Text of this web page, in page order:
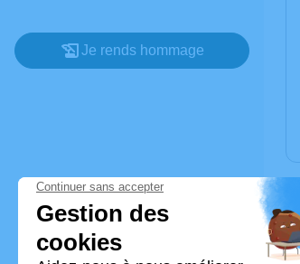
Je rends hommage